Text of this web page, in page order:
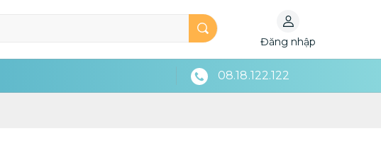
Đăng nhập
08.18.122.122